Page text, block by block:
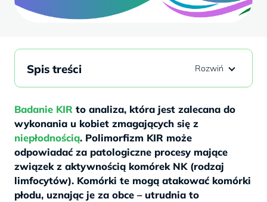
Badanie KIR to analiza, która jest zalecana do
wykonania u kobiet zmagających się z
niepłodnością. Polimorfizm KIR może
odpowiadać za patologiczne procesy mające
związek z aktywnością komórek NK (rodzaj
limfocytów). Komórki te mogą atakować komórki
płodu, uznając je za obce – utrudnia to
Spis treści